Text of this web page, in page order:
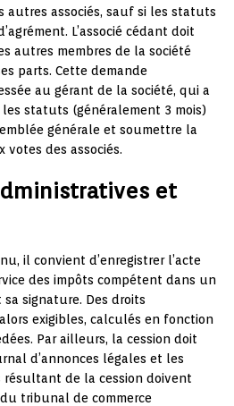
autres associés, sauf si les statuts
L’associé cédant doit
autres membres de la société
parts. Cette demande
au gérant de la société, qui a
statuts (généralement 3 mois)
générale et soumettre la
votes des associés.
et
il convient d’enregistrer l’acte
des impôts compétent dans un
signature. Des droits
exigibles, calculés en fonction
Par ailleurs, la cession doit
d’annonces légales et les
de la cession doivent
tribunal de commerce